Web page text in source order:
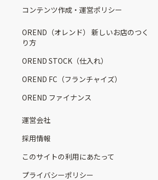
コンテンツ作成・運営ポリシー
OREND（オレンド） 新しいお店のつく
り方
OREND STOCK（仕入れ）
OREND FC（フランチャイズ）
OREND ファイナンス
運営会社
採用情報
このサイトの利用にあたって
プライバシーポリシー